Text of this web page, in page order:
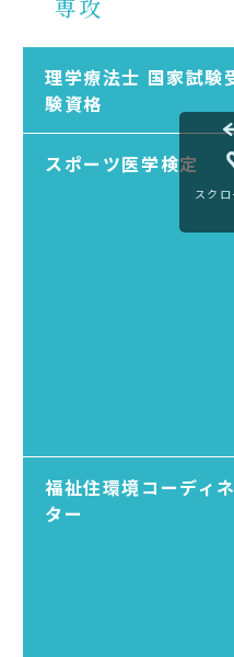
専攻
理学療法士 国家試験
験資格
スポーツ医学検定
福祉住環境コーディ
ター
スク